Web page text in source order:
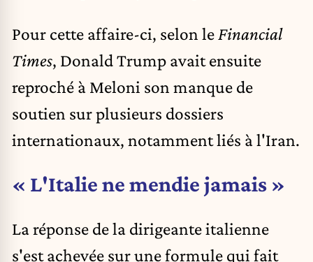
Pour cette affaire-ci, selon le Financial
Times, Donald Trump avait ensuite
reproché à Meloni son manque de
soutien sur plusieurs dossiers
internationaux, notamment liés à l'Iran.
« L'Italie ne mendie jamais »
La réponse de la dirigeante italienne
s'est achevée sur une formule qui fait